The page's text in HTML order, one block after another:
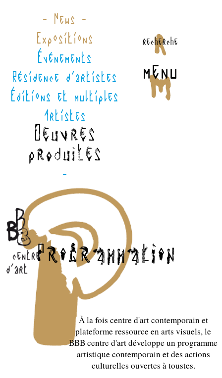
recherche
menu
- News -
Expositions
Événements
Résidence d'artistes
Éditions et multiples
Artistes
Oeuvres
produites
-
À la fois centre d'art contemporain et
plateforme ressource en arts visuels, le
BBB centre d'art développe un programme
artistique contemporain et des actions
culturelles ouvertes à toustes.